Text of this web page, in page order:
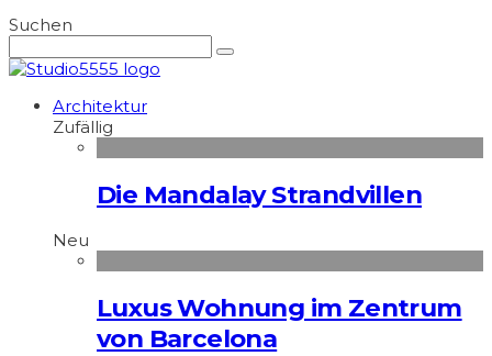
Suchen
Architektur
Zufällig
Die Mandalay Strandvillen
Neu
Luxus Wohnung im Zentrum
von Barcelona